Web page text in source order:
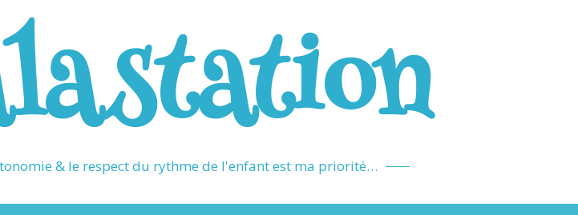
& le respect du rythme de l'enfant est ma priorité…